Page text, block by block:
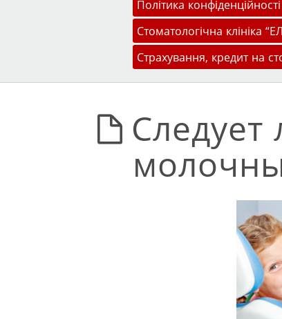
Політика конфіденційності
Стоматологічна клініка
Страхування, кредит на
Следует